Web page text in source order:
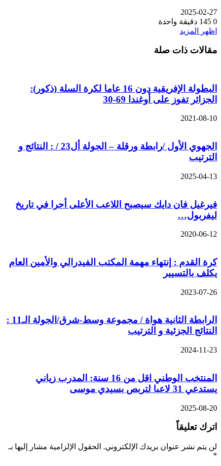
2025-02-27
0
دقيقة واحدة
اظهر المزيد
مقالات ذات صلة
البطولة الإفريقية دون 16 عاما لكرة السلة (ذكور):
الجزائر تفوز على أوغندا 69-30
2021-08-10
الجهوي الأول /رابطة ورقلة – الجولة أل23 / : النتائج و
الترتيب
2025-04-13
فيرغيل فان دايك سيصبح اللاعب الأعلى أجرا في تاريخ
ليفربول…
2020-06-12
كرة القدم : إنتهاء مهمة المكتب الفيدرالي والأمين العام
يكلف بالتسيير
2023-07-26
الرابطة الثانية هواة / مجموعة وسط-شرق/الجولة الـ11 :
النتائج الجزئية و الترتيب
2024-11-23
المنتخب الوطني اقل من 16 سنة: المدرب زياني
يستدعي 31 لاعبا لتربص بسيدي موسى
2025-08-20
اترك تعليقاً
لن يتم نشر عنوان بريدك الإلكتروني. الحقول الإلزامية مشار إليها بـ
*